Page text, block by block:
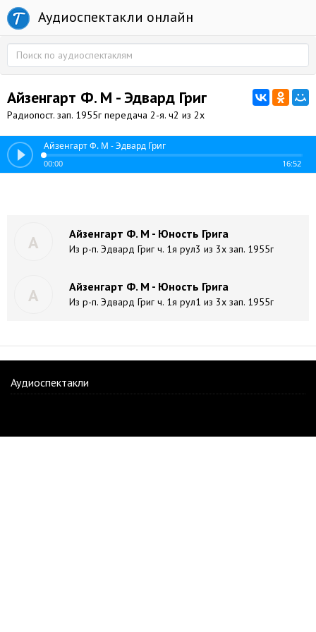
Аудиоспектакли онлайн
Айзенгарт Ф. М - Эдвард Григ
Радиопост. зап. 1955г передача 2-я. ч2 из 2х
Айзенгарт Ф. М - Эдвард Григ
00:00 16:52
А Айзенгарт Ф. М - Юность Грига
Из р-п. Эдвард Григ ч. 1я рул3 из 3х зап. 1955г
А Айзенгарт Ф. М - Юность Грига
Из р-п. Эдвард Григ ч. 1я рул1 из 3х зап. 1955г
Аудиоспектакли